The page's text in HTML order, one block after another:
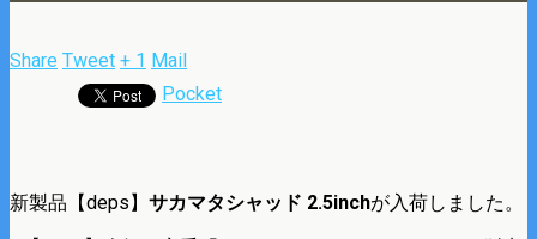
Share Tweet + 1 Mail
Pocket
新製品【deps】 サカマタシャッド 2.5inchが入荷しました。